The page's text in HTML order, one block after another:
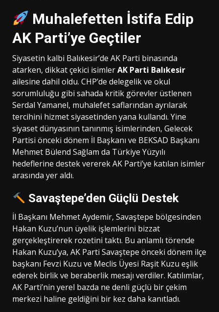
Muhalefetten İstifa Edip
AK Parti’ye Geçtiler
Siyasetin kalbi Balıkesir’de AK Parti binasında
atarken, dikkat çekici isimlerAK Parti Balıkesir
ailesine dahil oldu. CHP’de delegelik ve okul
sorumluluğu gibi sahada kritik görevler üstlenen
Serdal Yamanel, muhalefet saflarından ayrılarak
tercihini hizmet siyasetinden yana kullandı. Yine
siyaset dünyasının tanınmış isimlerinden, Gelecek
Partisi önceki dönem İl Başkanı ve BEKSAD Başkanı
Mehmet Bülend Sağlam da Türkiye Yüzyılı
hedeflerine destek vererek AK Parti’ye katılan isimler
arasında yer aldı.
Savaştepe’den Güçlü Destek
İl Başkanı Mehmet Aydemir, Savaştepe bölgesinden
Hakan Kuzu’nun üyelik işlemlerini bizzat
gerçekleştirerek rozetini taktı. Bu anlamlı törende
Hakan Kuzu’ya, AK Parti Savaştepe önceki dönem ilçe
başkanı Fevzi Kuzu ve Meclis Üyesi Raşit Kuzu eşlik
ederek birlik ve beraberlik mesajı verdiler. Katılımlar,
AK Parti’nin yerel bazda ne denli güçlü bir çekim
merkezi haline geldiğini bir kez daha kanıtladı.